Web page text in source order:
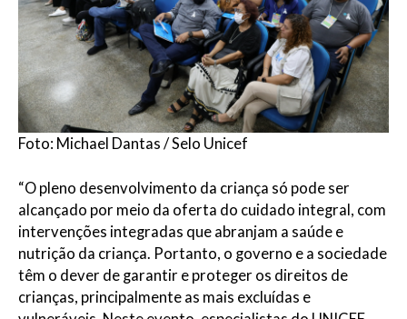
Foto: Michael Dantas / Selo Unicef
“O pleno desenvolvimento da criança só pode ser
alcançado por meio da oferta do cuidado integral, com
intervenções integradas que abranjam a saúde e
nutrição da criança. Portanto, o governo e a sociedade
têm o dever de garantir e proteger os direitos de
crianças, principalmente as mais excluídas e